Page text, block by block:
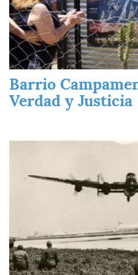
Barrio
Verdad y Justicia